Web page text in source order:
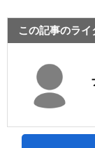
この記事のライ